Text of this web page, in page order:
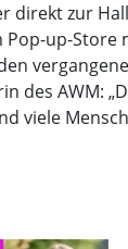
zur
up-Store
des AWM:
viele